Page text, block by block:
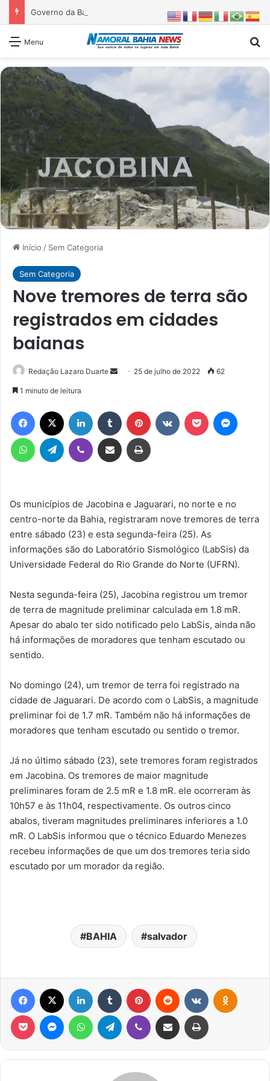
Governo da Bahia entrega 1ª etapa da requalificação do Parque Metropolitano de Pituaçu
Menu
Início / Sem Categoria
Sem Categoria
Nove tremores de terra são
registrados em cidades
baianas
Redação Lazaro Duarte
Mande
mail
25 de julho de 2022 62
1 minuto de leitura
Facebook Linkedin Tumblr Pinterest Pocket
WhatsAppTelegram Viber Compartilhar via e-mail Imprimir
Os municípios de Jacobina e Jaguarari, no norte e no
centro-norte da Bahia, registraram nove tremores de terra
entre sábado (23) e esta segunda-feira (25). As
informações são do Laboratório Sismológico (LabSis) da
Universidade Federal do Rio Grande do Norte (UFRN).
Nesta segunda-feira (25), Jacobina registrou um tremor
de terra de magnitude preliminar calculada em 1.8 mR.
Apesar do abalo ter sido notificado pelo LabSis, ainda não
há informações de moradores que tenham escutado ou
sentido.
No domingo (24), um tremor de terra foi registrado na
cidade de Jaguarari. De acordo com o LabSis, a magnitude
preliminar foi de 1.7 mR. Também não há informações de
moradores que tenham escutado ou sentido o tremor.
Já no último sábado (23), sete tremores foram registrados
em Jacobina. Os tremores de maior magnitude
preliminares foram de 2.5 mR e 1.8 mR. ele ocorreram às
10h57 e às 11h04, respectivamente. Os outros cinco
abalos, tiveram magnitudes preliminares inferiores a 1.0
mR. O LabSis informou que o técnico Eduardo Menezes
recebeu informações de que um dos tremores teria sido
escutado por um morador da região.
BAHIA salvador
Facebook Linkedin Tumblr Pinterest Reddit
Pocket MessengerWhatsAppTelegram Viber Compartilhar via e-mail Imprimir